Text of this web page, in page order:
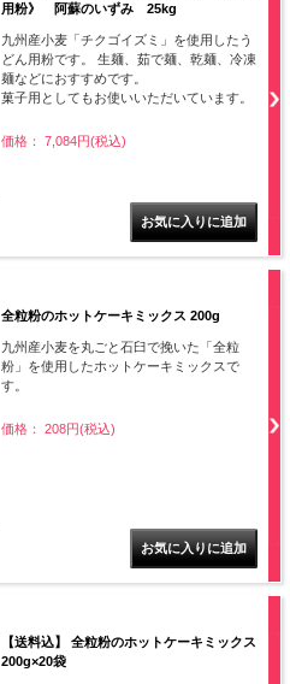
用粉》 阿蘇のいずみ 25kg
九州産小麦「チクゴイズミ」を使用したう
どん用粉です。 生麺、茹で麺、乾麺、冷凍
麺などにおすすめです。
菓子用としてもお使いいただいています。
価格： 7,084円(税込)
全粒粉のホットケーキミックス 200g
九州産小麦を丸ごと石臼で挽いた「全粒
粉」を使用したホットケーキミックスで
す。
価格： 208円(税込)
【送料込】 全粒粉のホットケーキミックス
200g×20袋